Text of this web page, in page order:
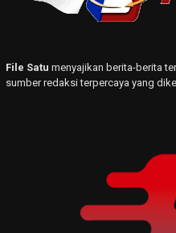
File Satu menyajikan berita-berita
sumber redaksi terpercaya yang